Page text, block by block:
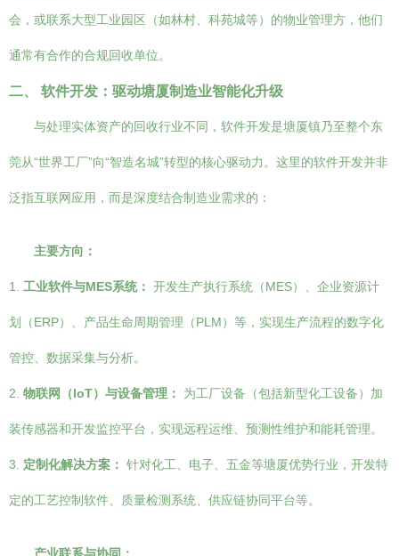
会，或联系大型工业园区（如林村、科苑城等）的物业管理方，他们
通常有合作的合规回收单位。
二、 软件开发：驱动塘厦制造业智能化升级
与处理实体资产的回收行业不同，软件开发是塘厦镇乃至整个东
莞从“世界工厂”向“智造名城”转型的核心驱动力。这里的软件开发并非
泛指互联网应用，而是深度结合制造业需求的：
主要方向：
1. 工业软件与MES系统： 开发生产执行系统（MES）、企业资源计
划（ERP）、产品生命周期管理（PLM）等，实现生产流程的数字化
管控、数据采集与分析。
2. 物联网（IoT）与设备管理： 为工厂设备（包括新型化工设备）加
装传感器和开发监控平台，实现远程运维、预测性维护和能耗管理。
3. 定制化解决方案： 针对化工、电子、五金等塘厦优势行业，开发特
定的工艺控制软件、质量检测系统、供应链协同平台等。